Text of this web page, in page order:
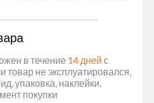
в течение 14 дней с
товар не эксплуатировался,
упаковка, наклейки,
покупки